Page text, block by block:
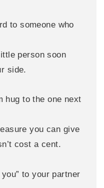
to someone who
person soon
side.
hug to the one next
you can give
cost a cent.
to your partner